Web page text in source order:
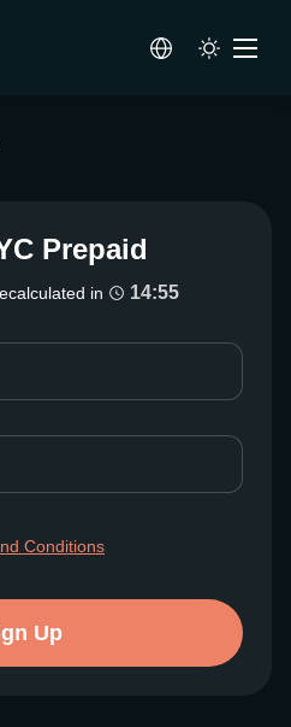
Prepaid
in 14:54
Conditions
Up